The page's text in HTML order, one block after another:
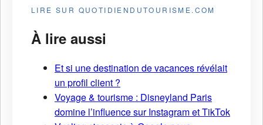
LIRE SUR QUOTIDIENDUTOURISME.COM
À lire aussi
Et si une destination de vacances révélait
un profil client ?
Voyage & tourisme : Disneyland Paris
domine l’influence sur Instagram et TikTok